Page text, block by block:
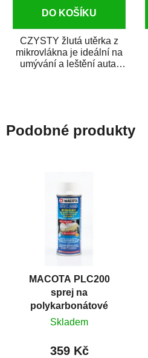
DO KOŠÍKU
CZYSTY žlutá utěrka z
mikrovlákna je ideální na
umývání a leštění auta.
Podobné produkty
MACOTA PLC200
sprej na
polykarbonátové
světlomety 400 ml
Skladem
359 Kč